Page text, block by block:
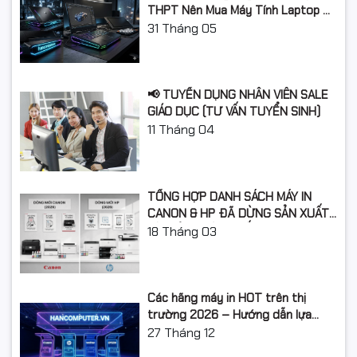
Kết nối: USB 2.0, LAN có dây
Canon Mobile Printing (in qua thiết bị di
động)
Hệ điều hành Windows,Mac OS, Linux(3),
Chrome OS
Kích thước
Kích thước (W x D x H): 399 x 373 x 249
Trọng lượng ~ 9.1 kg
Xuất xứ Việt Nam
THPT Nên Mua Máy Tính Laptop Gì
Năm Học 2026 - 2027?
31 Tháng 05
📢 TUYỂN DỤNG NHÂN VIÊN SALE
GIÁO DỤC (TƯ VẤN TUYỂN SINH)
11 Tháng 04
TỔNG HỢP DANH SÁCH MÁY IN
CANON & HP ĐÃ DỪNG SẢN XUẤT:
LỘ TRÌNH NÂNG CẤP 2026
18 Tháng 03
Các hãng máy in HOT trên thị
trường 2026 – Hướng dẫn lựa
chọn và so sánh chi tiết
27 Tháng 12